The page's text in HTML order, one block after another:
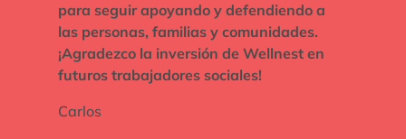
para seguir apoyando y defendiendo a
las personas, familias y comunidades.
¡Agradezco la inversión de Wellnest en
futuros trabajadores sociales!
Carlos